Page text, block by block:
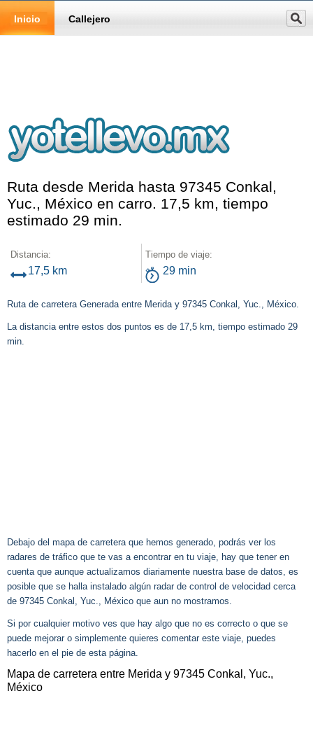
Inicio Callejero
Ruta desde Merida hasta 97345 Conkal,
Yuc., México en carro. 17,5 km, tiempo
estimado 29 min.
Distancia:
17,5 km
Tiempo de viaje:
29 min
Ruta de carretera Generada entre Merida y 97345 Conkal, Yuc., México.
La distancia entre estos dos puntos es de 17,5 km, tiempo estimado 29
min.
Debajo del mapa de carretera que hemos generado, podrás ver los
radares de tráfico que te vas a encontrar en tu viaje, hay que tener en
cuenta que aunque actualizamos diariamente nuestra base de datos, es
posible que se halla instalado algún radar de control de velocidad cerca
de 97345 Conkal, Yuc., México que aun no mostramos.
Si por cualquier motivo ves que hay algo que no es correcto o que se
puede mejorar o simplemente quieres comentar este viaje, puedes
hacerlo en el pie de esta página.
Mapa de carretera entre Merida y 97345 Conkal, Yuc.,
México